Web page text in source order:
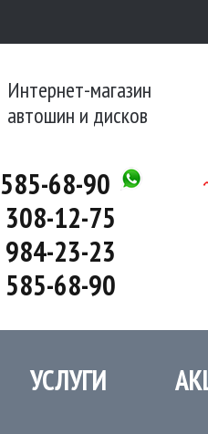
Интернет-магазин
автошин и дисков
585-68-90
308-12-75
984-23-23
585-68-90
УСЛУГИ